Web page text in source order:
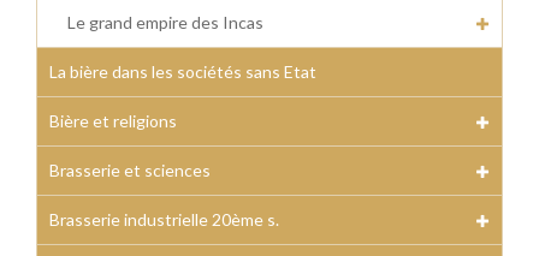
Le grand empire des Incas
La bière dans les sociétés sans Etat
Bière et religions
Brasserie et sciences
Brasserie industrielle 20ème s.